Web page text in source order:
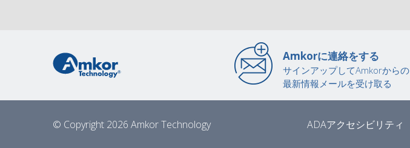
Amkorに連絡をする
サインアップしてAmkorからの
最新情報メールを受け取る
© Copyright 2026 Amkor Technology ADAアクセシビリティ